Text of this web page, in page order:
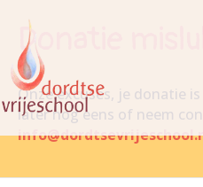
Donatie
Onze excuses, je donatie
later nog eens of neem